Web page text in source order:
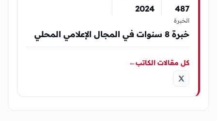
487
2024
الخبرة
خبرة 8 سنوات في المجال الإعلامي المحلي
كل مقالات الكاتب←